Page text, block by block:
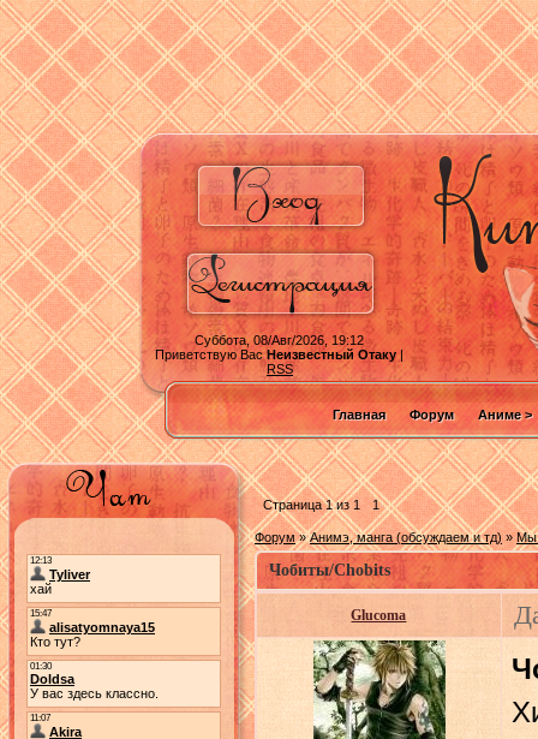
Суббота, 08/Авг/2026, 19:12
Приветствую ВасНеизвестный Отаку|
RSS
Главная Форум Аниме >
Страница1из1 1
Форум » Анимэ, манга (обсуждаем и тд) » Мы
Чобиты/Chobits
Glucoma